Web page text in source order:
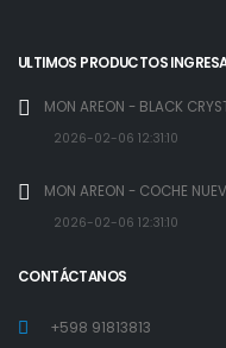
ULTIMOS PRODUCTOS
MON AREON - BLACK
2026-02-06 12:31:10
MON AREON - COCHE
2026-02-06 12:31:10
CONTÁCTANOS
+598 91813813